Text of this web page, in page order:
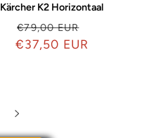
Kärcher K2 Horizontaal
Normale
prijs
€79,00 EUR
€37,50 EUR